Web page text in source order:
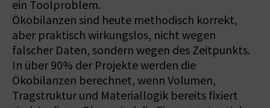
ein Toolproblem.
Ökobilanzen sind heute methodisch korrekt,
aber praktisch wirkungslos, nicht wegen
falscher Daten, sondern wegen des Zeitpunkts.
In über 90% der Projekte werden die
Ökobilanzen berechnet, wenn Volumen,
Tragstruktur und Materiallogik bereits fixiert